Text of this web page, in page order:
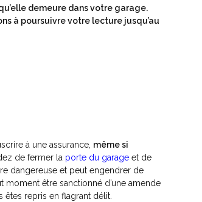
demeure dans votre garage.
à poursuivre votre lecture jusqu’au
à une assurance, même si
de fermer la porte du garage et de
dangereuse et peut engendrer de
moment être sanctionné d’une amende
êtes repris en flagrant délit.